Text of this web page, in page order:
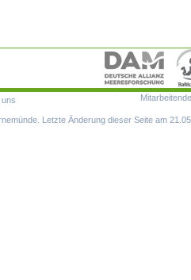
Mitarbeitende
uns
Letzte Änderung dieser Seite am